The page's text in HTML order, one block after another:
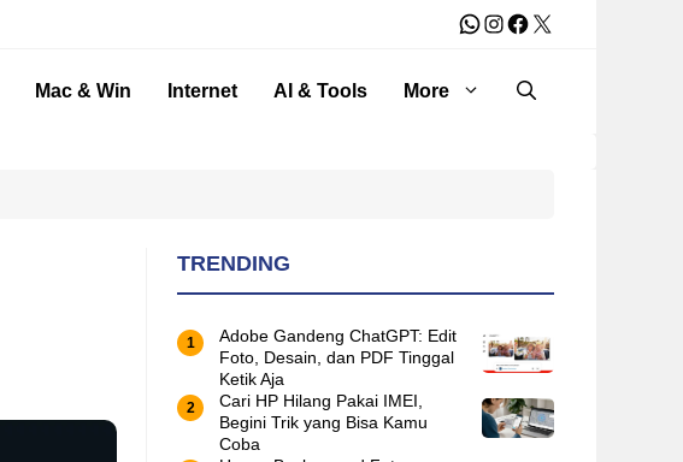
WhatsApp
Instagram
Facebook
X
Mac & Win Internet AI & Tools More
TRENDING
Adobe Gandeng ChatGPT: Edit
Foto, Desain, dan PDF Tinggal
Ketik Aja
Cari HP Hilang Pakai IMEI,
Begini Trik yang Bisa Kamu
Coba